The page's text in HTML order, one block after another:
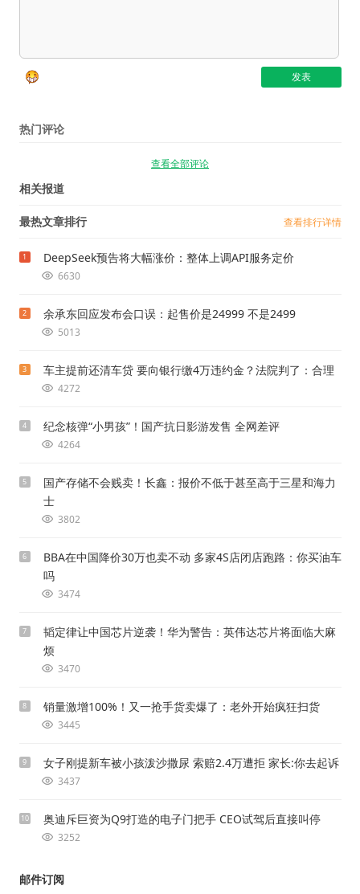
热门评论
查看全部评论
相关报道
最热文章排行 查看排行详情
1 DeepSeek预告将大幅涨价：整体上调API服务定价
6630
2 余承东回应发布会口误：起售价是24999 不是2499
5013
3 车主提前还清车贷 要向银行缴4万违约金？法院判了：合理
4272
4 纪念核弹“小男孩”！国产抗日影游发售 全网差评
4264
5
国产存储不会贱卖！长鑫：报价不低于甚至高于三星和海力
士
3802
6
BBA在中国降价30万也卖不动 多家4S店闭店跑路：你买油车
吗
3474
7
韬定律让中国芯片逆袭！华为警告：英伟达芯片将面临大麻
烦
3470
8 销量激增100%！又一抢手货卖爆了：老外开始疯狂扫货
3445
9 女子刚提新车被小孩泼沙撒尿 索赔2.4万遭拒 家长:你去起诉
3437
10 奥迪斥巨资为Q9打造的电子门把手 CEO试驾后直接叫停
3252
邮件订阅